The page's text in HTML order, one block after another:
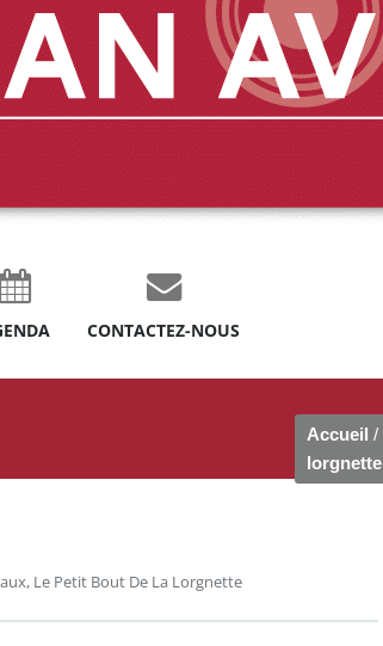
CONTACTEZ-NOUS
Accueil /
lorgnette
, Le Petit Bout De La Lorgnette